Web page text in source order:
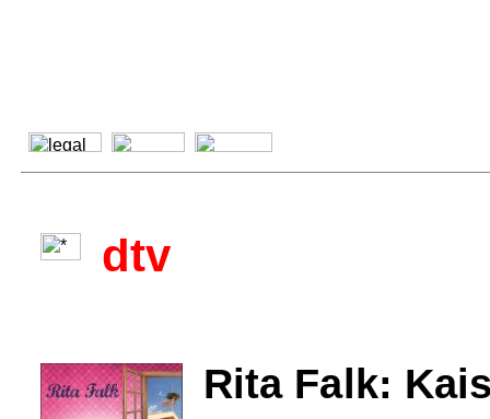
dtv
Rita Falk: